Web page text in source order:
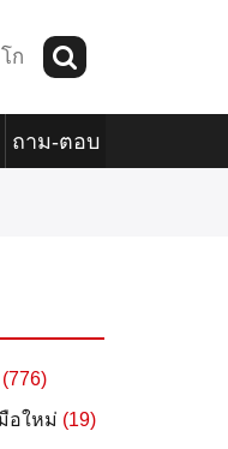
ก
ถาม-ตอบ
(776)
อใหม่ (19)